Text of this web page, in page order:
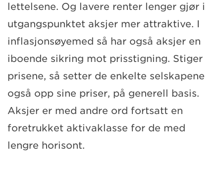
lettelsene. Og lavere renter lenger gjør i
utgangspunktet aksjer mer attraktive. I
inflasjonsøyemed så har også aksjer en
iboende sikring mot prisstigning. Stiger
prisene, så setter de enkelte selskapene
også opp sine priser, på generell basis.
Aksjer er med andre ord fortsatt en
foretrukket aktivaklasse for de med
lengre horisont.